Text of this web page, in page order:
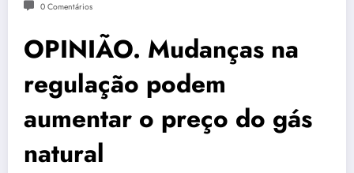
0 Comentários
OPINIÃO. Mudanças na
regulação podem
aumentar o preço do gás
natural